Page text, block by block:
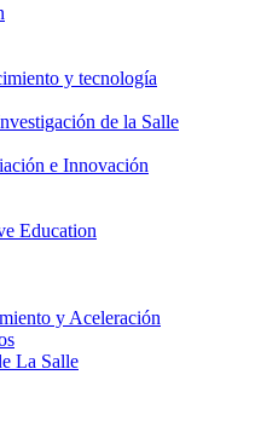
y tecnología
de la Salle
e Innovación
Education
y Aceleración
La Salle